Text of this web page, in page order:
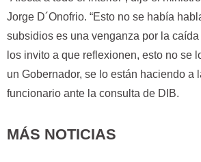
Jorge D´Onofrio. “Esto no se había
subsidios es una venganza por la
los invito a que reflexionen, esto no se
un Gobernador, se lo están haciendo a
funcionario ante la consulta de DIB.
MÁS NOTICIAS